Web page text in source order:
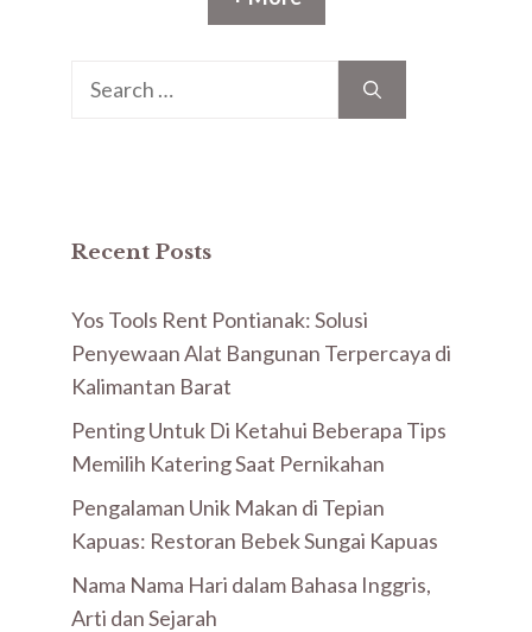
Recent Posts
Yos Tools Rent Pontianak: Solusi
Penyewaan Alat Bangunan Terpercaya di
Kalimantan Barat
Penting Untuk Di Ketahui Beberapa Tips
Memilih Katering Saat Pernikahan
Pengalaman Unik Makan di Tepian
Kapuas: Restoran Bebek Sungai Kapuas
Nama Nama Hari dalam Bahasa Inggris,
Arti dan Sejarah